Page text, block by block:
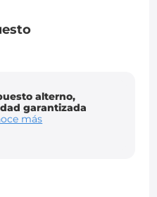
alterno,
garantizada
más